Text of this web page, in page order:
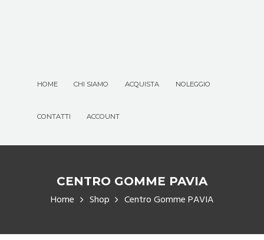
HOME CHI SIAMO ACQUISTA NOLEGGIO
CONTATTI ACCOUNT
CENTRO GOMME PAVIA
Home Shop Centro Gomme PAVIA